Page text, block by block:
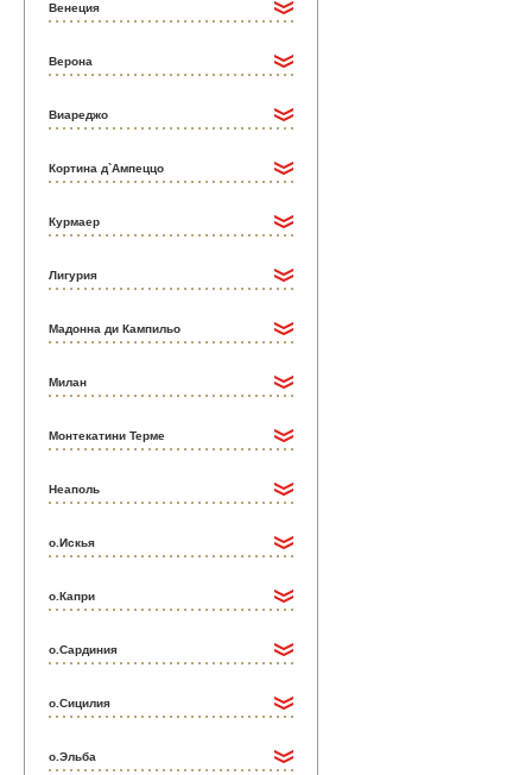
Венеция
Верона
Виареджо
Кортина д`Ампеццо
Курмаер
Лигурия
Мадонна ди Кампильо
Милан
Монтекатини Терме
Неаполь
о.Искья
о.Капри
о.Сардиния
о.Сицилия
о.Эльба